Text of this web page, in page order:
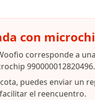
con
corresponde a
990000012820496.
puedes enviar un
el reencuentro.